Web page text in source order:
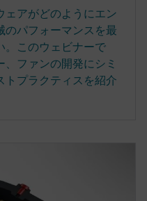
ェアがどのようにエン
のパフォーマンスを最
。このウェビナーで
ファンの開発にシミ
トプラクティスを紹介